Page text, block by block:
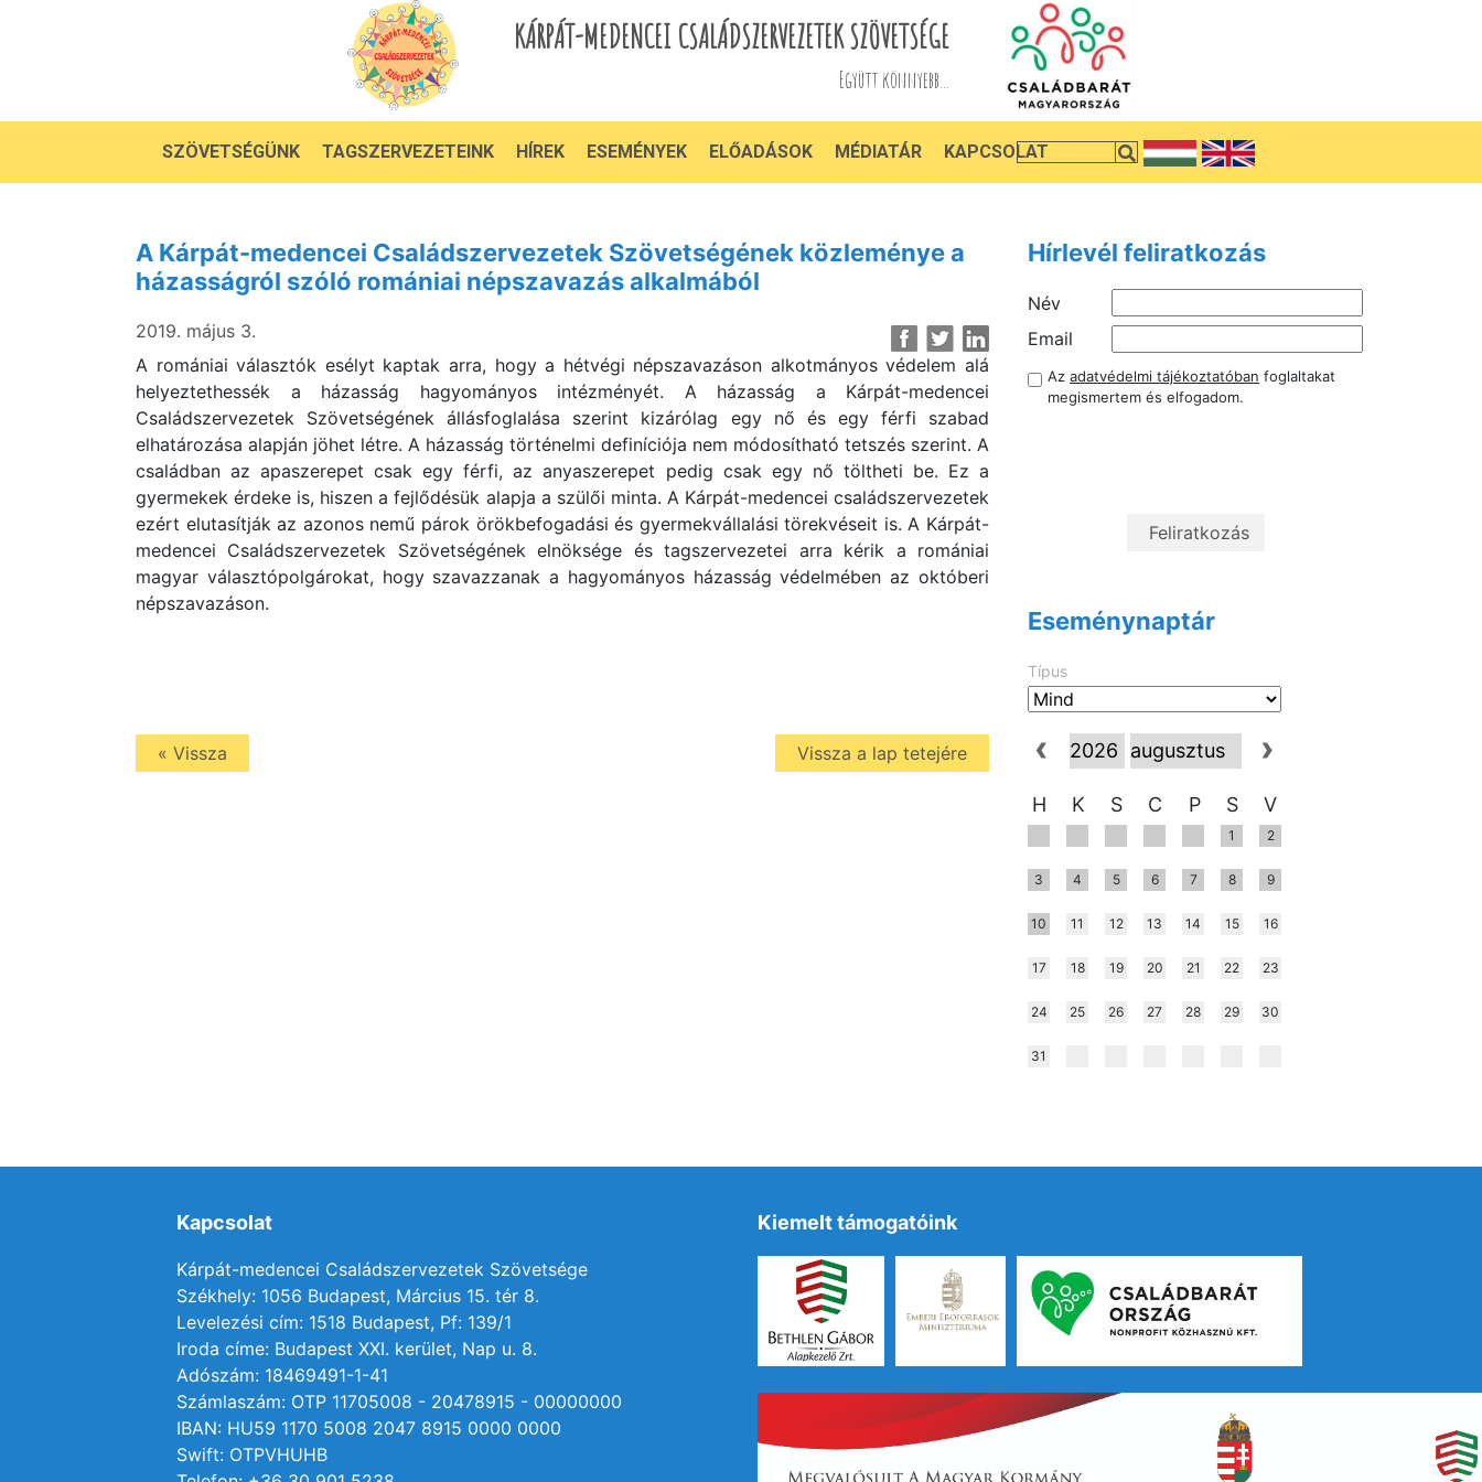
KÁRPÁT-MEDENCEI CSALÁDSZERVEZETEK SZÖVETSÉGE
Együtt könnyebb...
SZÖVETSÉGÜNK TAGSZERVEZETEINK HÍREK ESEMÉNYEK ELŐADÁSOK MÉDIATÁR KAPCSOLAT
A Kárpát-medencei Családszervezetek Szövetségének közleménye a
házasságról szóló romániai népszavazás alkalmából
2019. május 3.
A romániai választók esélyt kaptak arra, hogy a hétvégi népszavazáson alkotmányos védelem alá
helyeztethessék a házasság hagyományos intézményét. A házasság a Kárpát-medencei
Családszervezetek Szövetségének állásfoglalása szerint kizárólag egy nő és egy férfi szabad
elhatározása alapján jöhet létre. A házasság történelmi definíciója nem módosítható tetszés szerint. A
családban az apaszerepet csak egy férfi, az anyaszerepet pedig csak egy nő töltheti be. Ez a
gyermekek érdeke is, hiszen a fejlődésük alapja a szülői minta. A Kárpát-medencei családszervezetek
ezért elutasítják az azonos nemű párok örökbefogadási és gyermekvállalási törekvéseit is. A Kárpát-
medencei Családszervezetek Szövetségének elnöksége és tagszervezetei arra kérik a romániai
magyar választópolgárokat, hogy szavazzanak a hagyományos házasság védelmében az októberi
népszavazáson.
« Vissza Vissza a lap tetejére
Hírlevél feliratkozás
Név
Email
Az adatvédelmi tájékoztatóban foglaltakat
megismertem és elfogadom.
Eseménynaptár
Típus
H K S C P S V
1 2
3 4 5 6 7 8 9
10 11 12 13 14 15 16
17 18 19 20 21 22 23
24 25 26 27 28 29 30
31
Kapcsolat
Kárpát-medencei Családszervezetek Szövetsége
Székhely: 1056 Budapest, Március 15. tér 8.
Levelezési cím: 1518 Budapest, Pf: 139/1
Iroda címe: Budapest XXI. kerület, Nap u. 8.
Adószám: 18469491-1-41
Számlaszám: OTP 11705008 - 20478915 - 00000000
IBAN: HU59 1170 5008 2047 8915 0000 0000
Swift: OTPVHUHB
Kiemelt támogatóink